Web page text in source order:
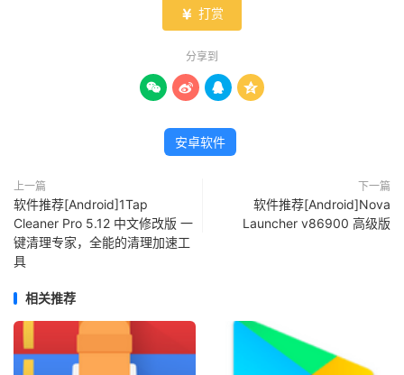
 打赏
分享到
   
安卓软件
上一篇
软件推荐[Android]1Tap
Cleaner Pro 5.12 中文修改版 一
键清理专家，全能的清理加速工
具
下一篇
软件推荐[Android]Nova
Launcher v86900 高级版
相关推荐